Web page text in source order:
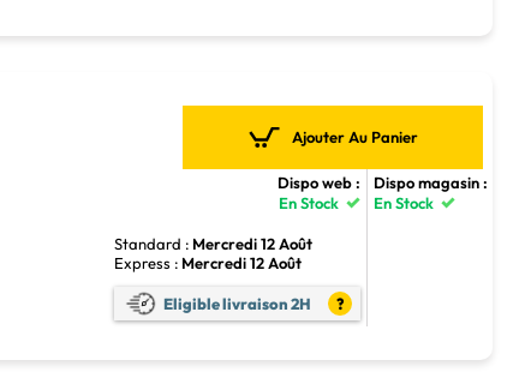
Ajouter Au Panier
Dispo web :
En Stock
Standard : Mercredi 12 Août
Express : Mercredi 12 Août
Eligible livraison 2H ?
Dispo magasin :
En Stock